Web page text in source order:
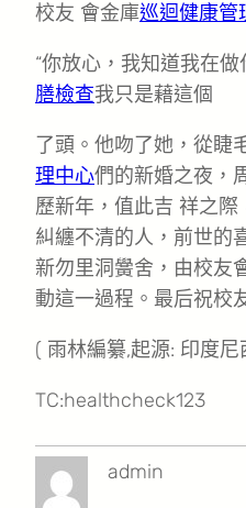
校友 會金庫巡迴健康管
“你放心，我知道我在
膳檢查我只是藉這個
了頭。他吻了她，從睫
理中心們的新婚之夜，
歷新年，值此吉 祥之
糾纏不清的人，前世的
新勿里洞黌舍，由校友
動這一過程。最后祝校
( 雨林編纂,起源: 印度尼
TC:healthcheck123
admin